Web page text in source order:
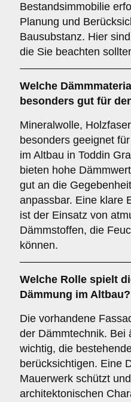
Bestandsimmobilie
Planung und
Bausubstanz. Hier
die Sie beachten
Welche
besonders gut für
Mineralwolle,
besonders geeignet
im Altbau in Toddin
bieten hohe
gut an die
anpassbar. Eine klare
ist der Einsatz von
Dämmstoffen, die
können.
Welche Rolle spielt
Dämmung im Altbau?
Die vorhandene
der Dämmtechnik. Bei
wichtig, die
berücksichtigen. Eine
Mauerwerk schützt
architektonischen